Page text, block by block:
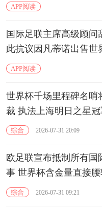
APP阅读
国际足联主席高级顾问
此抗议因凡蒂诺出售世
APP阅读
世界杯千场里程碑名哨
裁 执法上海明日之星
综合 2026-07-31 20:09
欧足联宣布抵制所有国
事 世界杯含金量直接
综合 2026-07-31 09:21